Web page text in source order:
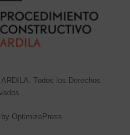
Todos los Derechos
OptimizePress